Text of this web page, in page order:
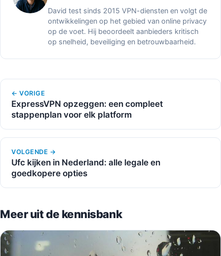
David test sinds 2015 VPN-diensten en volgt de
ontwikkelingen op het gebied van online privacy
op de voet. Hij beoordeelt aanbieders kritisch
op snelheid, beveiliging en betrouwbaarheid.
← VORIGE
ExpressVPN opzeggen: een compleet
stappenplan voor elk platform
VOLGENDE →
Ufc kijken in Nederland: alle legale en
goedkopere opties
Meer uit de kennisbank